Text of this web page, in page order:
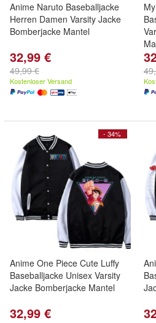
Anime Naruto Baseballjacke
Herren Damen Varsity Jacke
Bomberjacke Mantel
32,99 €
49,99 €
Kostenloser Versand
- 34%
Anime One Piece Cute Luffy
Baseballjacke Unisex Varsity
Jacke Bomberjacke Mantel
32,99 €